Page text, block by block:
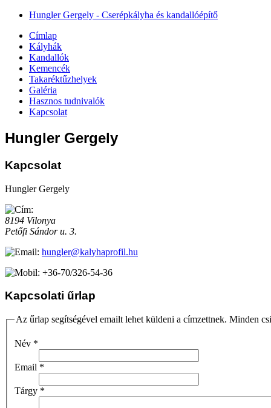
Hungler Gergely - Cserépkályha és kandallóépítő
Címlap
Kályhák
Kandallók
Kemencék
Takaréktűzhelyek
Galéria
Hasznos tudnivalók
Kapcsolat
Hungler Gergely
Kapcsolat
Hungler Gergely
8194 Vilonya
Petőfi Sándor u. 3.
hungler@kalyhaprofil.hu
+36-70/326-54-36
Kapcsolati űrlap
Az űrlap segítségével emailt lehet küldeni a címzettnek. Minden
Név *
Email *
Tárgy *